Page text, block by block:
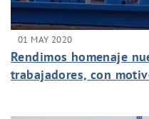
01 MAY 2020
Rendimos homenaje
trabajadores, con